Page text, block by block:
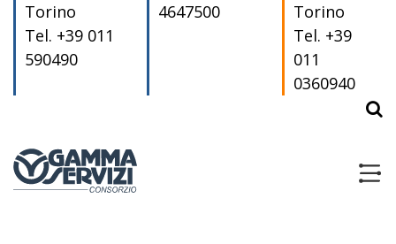
Torino
Tel. +39 011
590490
4647500
Torino
Tel. +39
011
0360940